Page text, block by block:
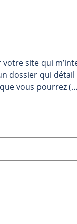
site qui
dossier qui
vous pourrez